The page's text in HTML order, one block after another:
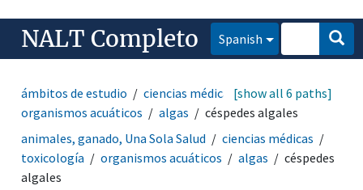
NALT Completo Spanish
ámbitos de estudio ciencias médicas
toxicología
organismos acuáticos
algas céspedes algales
[show all 6 paths]
animales, ganado, Una Sola Salud
ciencias médicas
toxicología
organismos acuáticos algas
céspedes
algales